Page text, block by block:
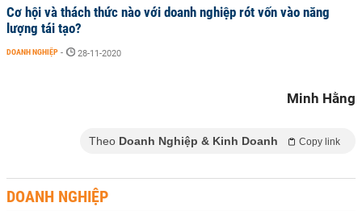
Cơ hội và thách thức nào với doanh nghiệp rót vốn vào năng
lượng tái tạo?
DOANH NGHIỆP - 28-11-2020
Minh Hằng
Theo Doanh Nghiệp & Kinh Doanh Copy link
DOANH NGHIỆP